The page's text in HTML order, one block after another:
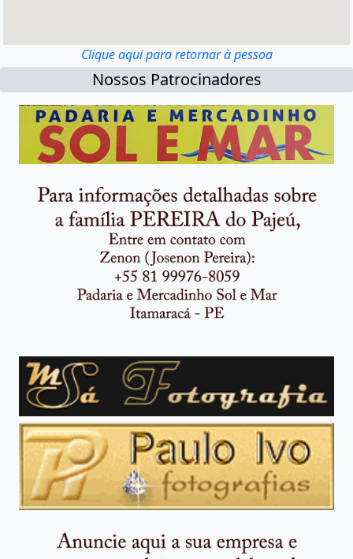
Clique aqui para retornar à pessoa
Nossos Patrocinadores